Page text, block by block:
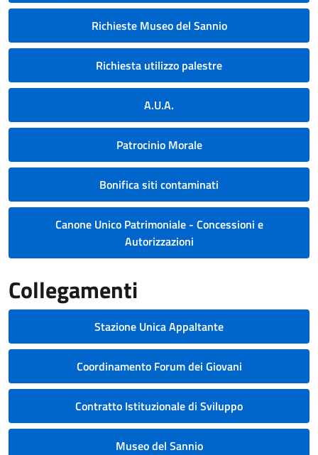
Richieste Museo del Sannio
Richiesta utilizzo palestre
A.U.A.
Patrocinio Morale
Bonifica siti contaminati
Canone Unico Patrimoniale - Concessioni e
Autorizzazioni
Collegamenti
Stazione Unica Appaltante
Coordinamento Forum dei Giovani
Contratto Istituzionale di Sviluppo
Museo del Sannio